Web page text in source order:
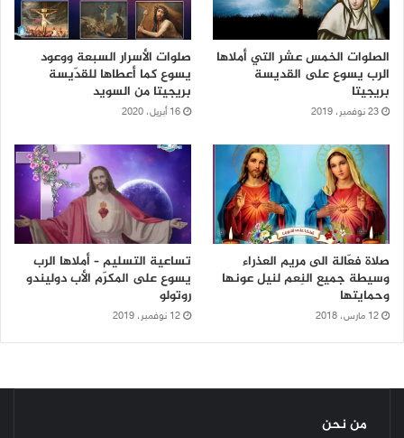
الصلوات الخمس عشر التي أملاها
الرب يسوع على القديسة
بريجيتا
23 نوفمبر، 2019
صلوات الأسرار السبعة ووعود
يسوع كما أعطاها للقدّيسة
بريجيتا من السويد
16 أبريل، 2020
صلاة فعّالة الى مريم العذراء
وسيطة جميع النِعم لنيل عونها
وحمايتها
12 مارس، 2018
تساعية التسليم – أملاها الرب
يسوع على المكرّم الأب دوليندو
روتولو
12 نوفمبر، 2019
من نحن